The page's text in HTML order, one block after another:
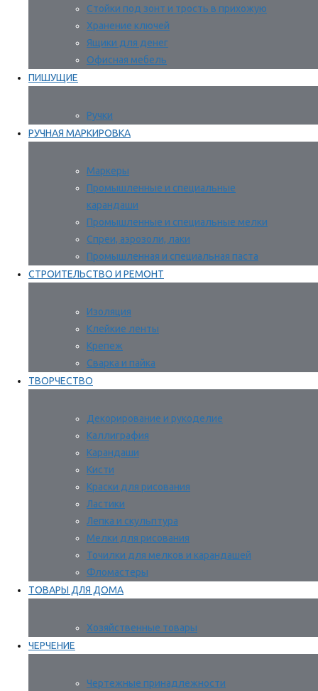
Стойки под зонт и трость в прихожую
Хранение ключей
Ящики для денег
Офисная мебель
ПИШУЩИЕ
Ручки
РУЧНАЯ МАРКИРОВКА
Маркеры
Промышленные и специальные
карандаши
Промышленные и специальные мелки
Спреи, аэрозоли, лаки
Промышленная и специальная паста
СТРОИТЕЛЬСТВО И РЕМОНТ
Изоляция
Клейкие ленты
Крепеж
Сварка и пайка
ТВОРЧЕСТВО
Декорирование и рукоделие
Каллиграфия
Карандаши
Кисти
Краски для рисования
Ластики
Лепка и скульптура
Мелки для рисования
Точилки для мелков и карандашей
Фломастеры
ТОВАРЫ ДЛЯ ДОМА
Хозяйственные товары
ЧЕРЧЕНИЕ
Чертежные принадлежности